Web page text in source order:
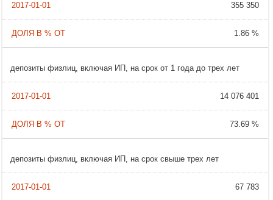
355 350
1.86 %
депозиты физлиц, включая ИП, на срок от 1 года до трех лет
14 076 401
73.69 %
депозиты физлиц, включая ИП, на срок свыше трех лет
67 783